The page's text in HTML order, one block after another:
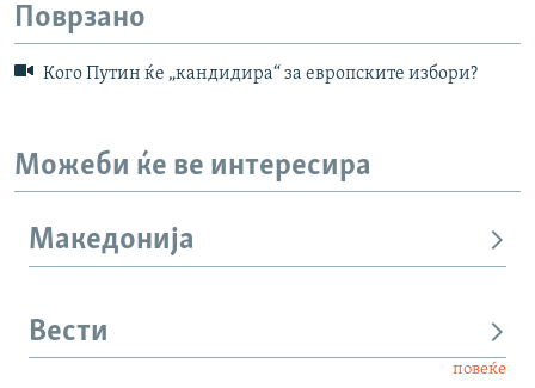
Поврзано
Кого Путин ќе „кандидира“ за европските избори?
Можеби ќе ве интересира
Македонија
Вести
повеќе